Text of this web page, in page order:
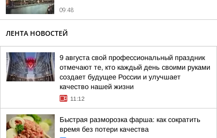
09:48
ЛЕНТА НОВОСТЕЙ
9 августа свой профессиональный праздник
отмечают те, кто каждый день своими руками
создает будущее России и улучшает
качество нашей жизни
11:12
Быстрая разморозка фарша: как сократить
время без потери качества